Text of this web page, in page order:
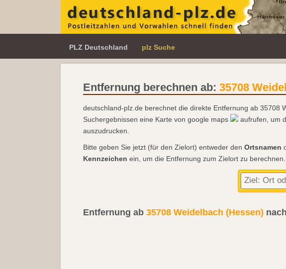
PLZ Deutschland plz Suche
Entfernung berechnen ab: 35708
deutschland-plz.de berechnet die direkte Entfernung ab 35708
Suchergebnissen eine Karte von google maps
aufrufen, um
auszudrucken.
Bitte geben Sie jetzt (für den Zielort) entweder den Ortsnamen
Kennzeichen ein, um die Entfernung zum Zielort zu berechnen.
Entfernung ab 35708 Weidelbach (Hessen) nach